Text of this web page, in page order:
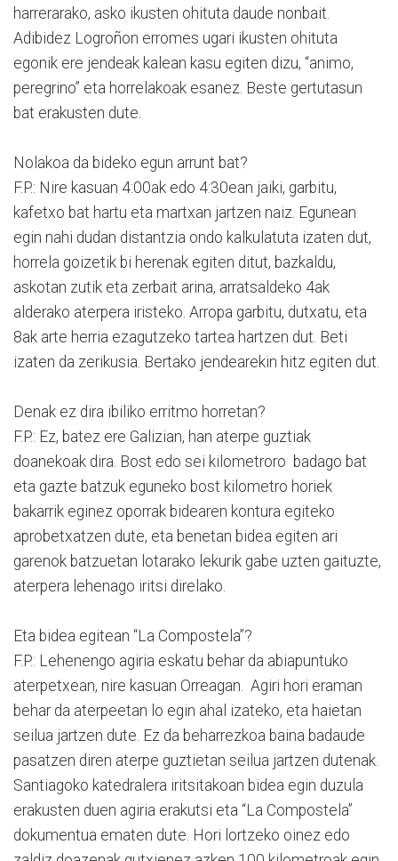
harrerarako, asko ikusten ohituta daude nonbait.
Adibidez Logroñon erromes ugari ikusten ohituta
egonik ere jendeak kalean kasu egiten dizu, “animo,
peregrino” eta horrelakoak esanez. Beste gertutasun
bat erakusten dute.
Nolakoa da bideko egun arrunt bat?
F.P.: Nire kasuan 4:00ak edo 4:30ean jaiki, garbitu,
kafetxo bat hartu eta martxan jartzen naiz. Egunean
egin nahi dudan distantzia ondo kalkulatuta izaten dut,
horrela goizetik bi herenak egiten ditut, bazkaldu,
askotan zutik eta zerbait arina, arratsaldeko 4ak
alderako aterpera iristeko. Arropa garbitu, dutxatu, eta
8ak arte herria ezagutzeko tartea hartzen dut. Beti
izaten da zerikusia. Bertako jendearekin hitz egiten dut.
Denak ez dira ibiliko erritmo horretan?
F.P.: Ez, batez ere Galizian, han aterpe guztiak
doanekoak dira. Bost edo sei kilometroro badago bat
eta gazte batzuk eguneko bost kilometro horiek
bakarrik eginez oporrak bidearen kontura egiteko
aprobetxatzen dute, eta benetan bidea egiten ari
garenok batzuetan lotarako lekurik gabe uzten gaituzte,
aterpera lehenago iritsi direlako.
Eta bidea egitean “La Compostela”?
F.P.: Lehenengo agiria eskatu behar da abiapuntuko
aterpetxean, nire kasuan Orreagan. Agiri hori eraman
behar da aterpeetan lo egin ahal izateko, eta haietan
seilua jartzen dute. Ez da beharrezkoa baina badaude
pasatzen diren aterpe guztietan seilua jartzen dutenak.
Santiagoko katedralera iritsitakoan bidea egin duzula
erakusten duen agiria erakutsi eta “La Compostela”
dokumentua ematen dute. Hori lortzeko oinez edo